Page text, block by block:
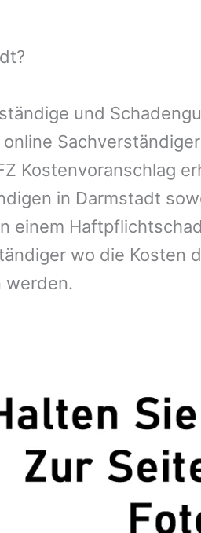
und
Kostenvoranschlag
in Darmstadt
einem
wo die Kosten
werden.